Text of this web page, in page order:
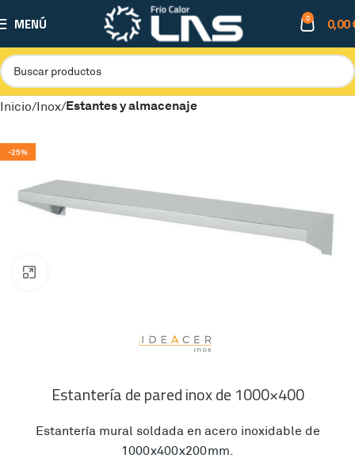
MENÚ 0 0,00
Inicio Inox Estantes y almacenaje
-25%
Estantería de pared inox de 1000×400
Estantería mural soldada en acero inoxidable de
1000x400x200mm.